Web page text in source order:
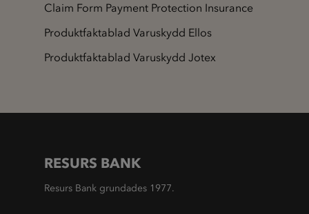
Claim Form Payment Protection Insurance
Produktfaktablad Varuskydd Ellos
Produktfaktablad Varuskydd Jotex
RESURS BANK
Resurs Bank grundades 1977.